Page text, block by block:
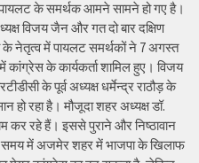
के समर्थक आमने सामने हो गए है।
विजय जैन और गत दो बार दक्षिण
के नेतृत्व में पायलट समर्थकों ने 7 अगस्त
के कार्यकर्ता शामिल हुए। विजय
के पूर्व अध्यक्ष धर्मेन्द्र राठौड़ के
रहा है। मौजूदा शहर अध्यक्ष डॉ.
कर रहे हैं। इससे पुराने और निष्ठावान
समय में अजमेर शहर में भाजपा के खिलाफ